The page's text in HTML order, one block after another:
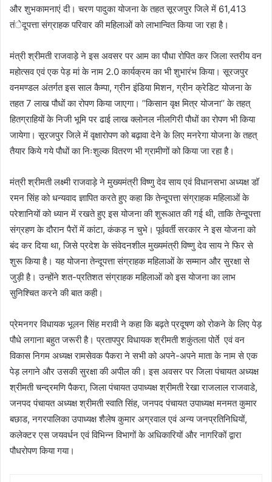
और शुभकामनाएं दी। चरण पादुका योजना के तहत सूरजपुर जिले में 61,413
तंेदूपत्ता संग्राहक परिवार की महिलाओं को लाभान्वित किया जा रहा है।
मंत्री श्रीमती राजवाड़े ने इस अवसर पर आम का पौधा रोपित कर जिला स्तरीय वन
महोत्सव एवं एक पेड़ मां के नाम 2.0 कार्यक्रम का भी शुभारंभ किया। सूरजपुर
वनमण्डल अंतर्गत इस साल कैम्पा, ग्रीन इंडिया मिशन, ग्रीन क्रेडिट योजना के
तहत 7 लाख पौधों का रोपण किया जाएगा। ’’किसान वृक्ष मित्र योजना’’ के तहत्
हितग्राहियों के निजी भूमि पर ढाई लाख क्लोनल नीलगिरी पौधों का रोपण भी किया
जायेगा। सूरजपुर जिले में वृक्षारोपण को बढ़ावा देने के लिए मनरेगा योजना के तहत्
तैयार किये गये पौधों का निःशुल्क वितरण भी ग्रामीणों को किया जा रहा है।
मंत्री श्रीमती लक्ष्मी राजवाड़े ने मुख्यमंत्री विष्णु देव साय एवं विधानसभा अध्यक्ष डॉ
रमन सिंह को धन्यवाद ज्ञापित करते हुए कहा कि तेन्दूपत्ता संग्राहक महिलाओं के
परेशानियों को ध्यान में रखते हुए इस योजना की शुरूआत की गई थी, ताकि तेन्दूपत्ता
संग्रहण के दौरान पैरों में कांटा, कंकड़ न चुभे। पूर्ववर्ती सरकार ने इस योजना को
बंद कर दिया था, जिसे प्रदेश के संवेदनशील मुख्यमंत्री विष्णु देव साय ने फिर से
शुरू किया है। यह योजना तेन्दूपत्ता संग्राहक महिलाओं के सम्मान और सुरक्षा से
जुड़ी है। उन्होंने शत-प्रतिशत संग्राहक महिलाओं को इस योजना का लाभ
सुनिश्चित करने की बात कही।
प्रेमनगर विधायक भूलन सिंह मरावी ने कहा कि बढ़ते प्रदूषण को रोकने के लिए पेड़
पौधे लगाना बहुत जरूरी है। प्रतापपुर विधायक श्रीमती शकुंतला पोर्ते एवं वन
विकास निगम अध्यक्ष रामसेवक पैकरा ने सभी को अपने-अपने माता के नाम से एक
पेड़ लगाने और उसकी सुरक्षा की अपील की। इस अवसर पर जिला पंचायत अध्यक्ष
श्रीमती चन्द्रमणि पैकरा, जिला पंचायत उपाध्यक्ष श्रीमती रेखा राजलाल राजवाडे,
जनपद पंचायत अध्यक्ष श्रीमती स्वाति सिंह, जनपद पंचायत उपाध्यक्ष मनमत कुमार
बछाड, नगरपालिका उपाध्यक्ष शैलेष कुमार अग्रवाल एवं अन्य जनप्रतिनिधियों,
कलेक्टर एस जयवर्धन एवं विभिन्न विभागों के अधिकारियों और नागरिकों द्वारा
पौधरोपण किया गया।